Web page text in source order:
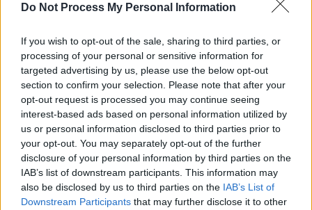
Do Not Process My Personal Information
If you wish to opt-out of the sale, sharing to third parties, or
processing of your personal or sensitive information for
targeted advertising by us, please use the below opt-out
section to confirm your selection. Please note that after your
opt-out request is processed you may continue seeing
interest-based ads based on personal information utilized by
us or personal information disclosed to third parties prior to
your opt-out. You may separately opt-out of the further
disclosure of your personal information by third parties on the
IAB’s list of downstream participants. This information may
also be disclosed by us to third parties on the IAB’s List of
Downstream Participants that may further disclose it to other
Αθλητισμός|05.08.2026 14:50
Σημαντικό βήμα για το αθλητικό κέντρο
του ΠΑΟΚ: Κατατέθηκε η αίτηση
προέγκρισης οικοδομικής άδειας
Νέα θετική εξέλιξη αναφορικά με το
αθλητικό κέντρο του Δικεφάλου του Βορρά
στους Ταγαράδες!